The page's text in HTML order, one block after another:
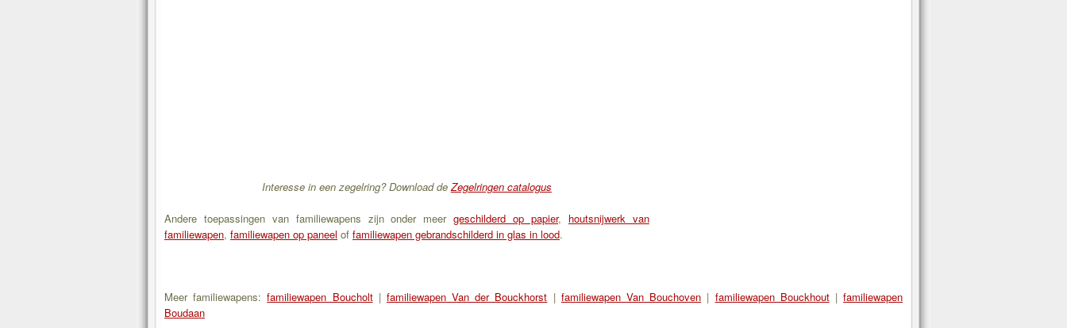
Interesse in een zegelring? Download de Zegelringen catalogus
Andere toepassingen van familiewapens zijn onder meergeschilderd op papier, houtsnijwerk van
familiewapen, familiewapen op paneel of familiewapen gebrandschilderd in glas in lood.
Meer familiewapens:familiewapen Boucholt| familiewapen Van der Bouckhorst | familiewapen Van Bouchoven | familiewapen Bouckhout|familiewapen
Boudaan